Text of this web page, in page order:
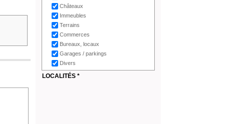
Châteaux
Immeubles
Terrains
Commerces
Bureaux, locaux
Garages / parkings
Divers
LOCALITÉS *